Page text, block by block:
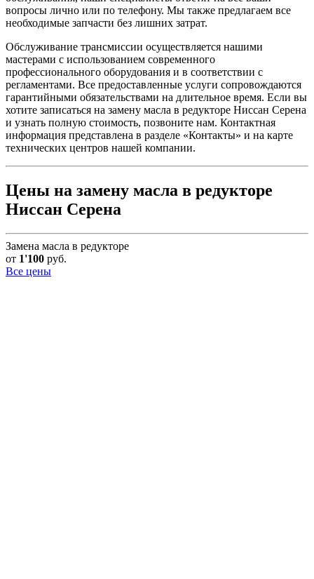
вопросы лично или по телефону. Мы также предлагаем все
необходимые запчасти без лишних затрат.
Обслуживание трансмиссии осуществляется нашими
мастерами с использованием современного
профессионального оборудования и в соответствии с
регламентами. Все предоставленные услуги сопровождаются
гарантийными обязательствами на длительное время. Если вы
хотите записаться на замену масла в редукторе Ниссан Серена
и узнать полную стоимость, позвоните нам. Контактная
информация представлена в разделе «Контакты» и на карте
технических центров нашей компании.
Цены на замену масла в редукторе
Ниссан Серена
Замена масла в редукторе
от 1'100 руб.
Все цены